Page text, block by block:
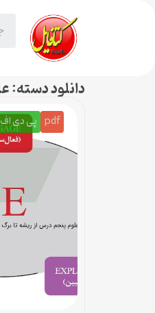
دانلود دسته:
pdf پی دی اف